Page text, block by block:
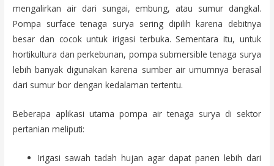
mengalirkan air dari sungai, embung, atau sumur dangkal.
Pompa surface tenaga surya sering dipilih karena debitnya
besar dan cocok untuk irigasi terbuka. Sementara itu, untuk
hortikultura dan perkebunan, pompa submersible tenaga surya
lebih banyak digunakan karena sumber air umumnya berasal
dari sumur bor dengan kedalaman tertentu.
Beberapa aplikasi utama pompa air tenaga surya di sektor
pertanian meliputi:
Irigasi sawah tadah hujan agar dapat panen lebih dari